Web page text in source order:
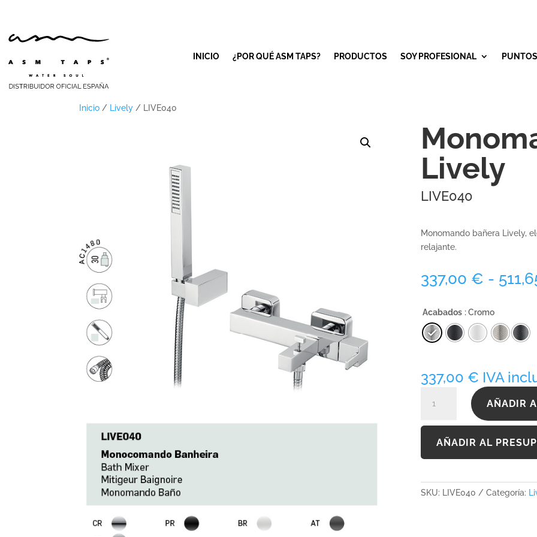
INICIO ¿POR QUÉ ASM TAPS? PRODUCTOS SOY PROFESIONAL
Inicio / Lively / LIVE040
Lively
LIVE040
Monomando bañera Lively,
relajante.
337,00 € -
Acabados : Cromo
337,00 € IVA
cantidad
AÑADIR
AÑADIR AL
SKU: LIVE040 Categoría: